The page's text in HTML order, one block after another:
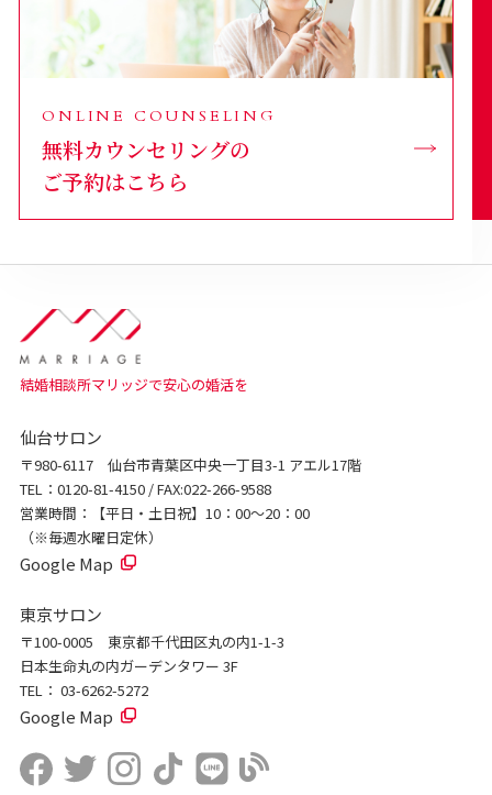
ONLINE COUNSELING
無料カウンセリングの
ご予約はこちら
結婚相談所マリッジで安心の婚活を
仙台サロン
〒980-6117 仙台市青葉区中央一丁目3-1 アエル17階
TEL：0120-81-4150 / FAX:022-266-9588
営業時間：【平日・土日祝】10：00～20：00
（※毎週水曜日定休）
Google Map
東京サロン
〒100-0005 東京都千代田区丸の内1-1-3
日本生命丸の内ガーデンタワー 3F
TEL： 03-6262-5272
Google Map